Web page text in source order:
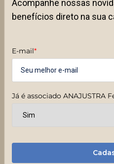
Acompanhe nossas
benefícios direto na sua
E-mail*
Já é associado ANAJUSTRA